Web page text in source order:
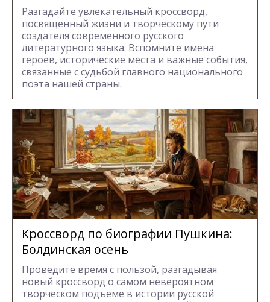
Разгадайте увлекательный кроссворд,
посвященный жизни и творческому пути
создателя современного русского
литературного языка. Вспомните имена
героев, исторические места и важные события,
связанные с судьбой главного национального
поэта нашей страны.
Кроссворд по биографии Пушкина:
Болдинская осень
Проведите время с пользой, разгадывая
новый кроссворд о самом невероятном
творческом подъеме в истории русской